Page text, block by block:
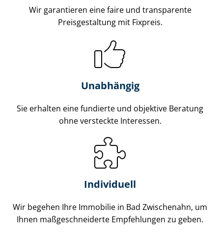
Wir garantieren eine faire und transparente
Preisgestaltung mit Fixpreis.
Unabhängig
Sie erhalten eine fundierte und objektive Beratung
ohne versteckte Interessen.
Individuell
Wir begehen Ihre Immobilie in Bad Zwischenahn, um
Ihnen maß­ge­schnei­der­te Empfehlungen zu geben.